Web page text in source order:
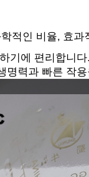
적인 비율, 효
기에 편리합니다.
명력과 빠른 작